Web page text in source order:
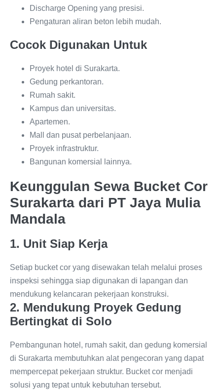
Discharge Opening yang presisi.
Pengaturan aliran beton lebih mudah.
Cocok Digunakan Untuk
Proyek hotel di Surakarta.
Gedung perkantoran.
Rumah sakit.
Kampus dan universitas.
Apartemen.
Mall dan pusat perbelanjaan.
Proyek infrastruktur.
Bangunan komersial lainnya.
Keunggulan Sewa Bucket Cor
Surakarta dari PT Jaya Mulia
Mandala
1. Unit Siap Kerja
Setiap bucket cor yang disewakan telah melalui proses
inspeksi sehingga siap digunakan di lapangan dan
mendukung kelancaran pekerjaan konstruksi.
2. Mendukung Proyek Gedung
Bertingkat di Solo
Pembangunan hotel, rumah sakit, dan gedung komersial
di Surakarta membutuhkan alat pengecoran yang dapat
mempercepat pekerjaan struktur. Bucket cor menjadi
solusi yang tepat untuk kebutuhan tersebut.